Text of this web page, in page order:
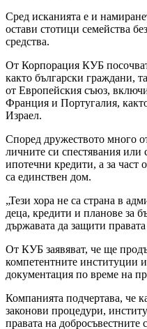
Сред исканията е и
остави стотици семейства
средства.
От Корпорация КУБ
както български граждани,
от Европейския съюз,
Франция и Португалия,
Израел.
Според дружеството много
личните си спестявания или
ипотечни кредити, а за част
са единствен дом.
„Тези хора не са страна в
деца, кредити и планове за
държавата да защити
От КУБ заявяват, че ще
компетентните институции
документация по време на
Компанията подчертава, че
законови процедури,
правата на добросъвестните